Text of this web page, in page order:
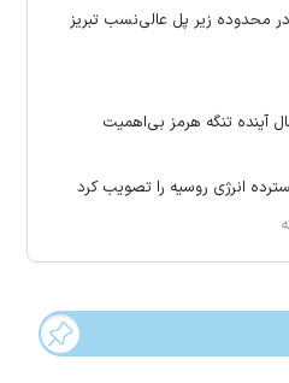
محدوده زیر پل عالی‌نسب تبریز
آینده تنگه هرمز بی‌اهمیت
انرژی روسیه را تصویب کرد